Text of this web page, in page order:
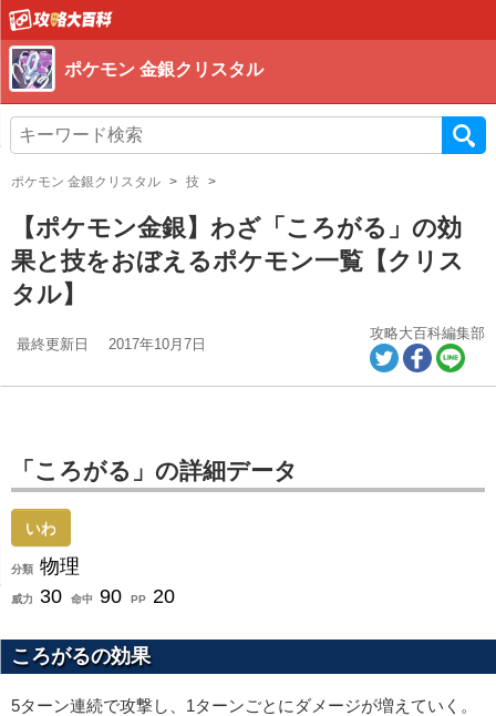
ポケモン 金銀クリスタル
ポケモン 金銀クリスタル 技
【ポケモン金銀】わざ「ころがる」の効
果と技をおぼえるポケモン一覧【クリス
タル】
最終更新日 2017年10月7日
攻略大百科編集部
「ころがる」の詳細データ
いわ
分類 物理
威力 30 命中 90 PP 20
ころがるの効果
5ターン連続で攻撃し、1ターンごとにダメージが増えていく。